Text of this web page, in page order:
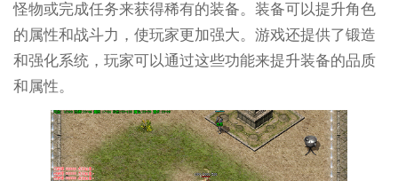
怪物或完成任务来获得稀有的装备。装备可以提升角色
的属性和战斗力，使玩家更加强大。游戏还提供了锻造
和强化系统，玩家可以通过这些功能来提升装备的品质
和属性。